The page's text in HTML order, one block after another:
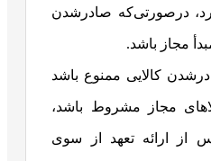
درصورتی‌که صادرشدن
مجاز باشد.
کالایی ممنوع باشد
مجاز مشروط باشد،
از ارائه تعهد از سوی